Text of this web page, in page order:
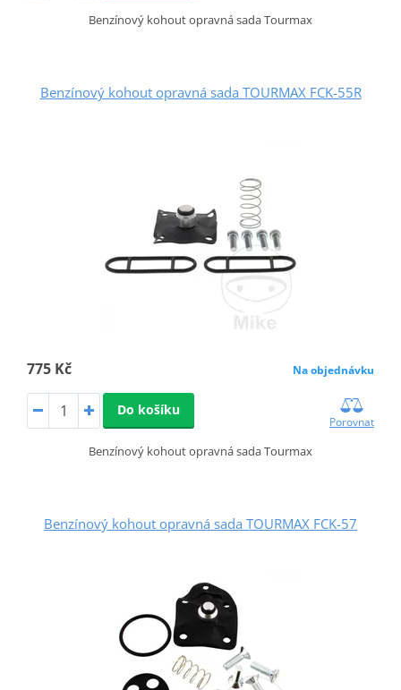
Benzínový kohout opravná sada Tourmax
Benzínový kohout opravná sada TOURMAX FCK-55R
775 Kč Na objednávku
Do košíku
Porovnat
Benzínový kohout opravná sada Tourmax
Benzínový kohout opravná sada TOURMAX FCK-57